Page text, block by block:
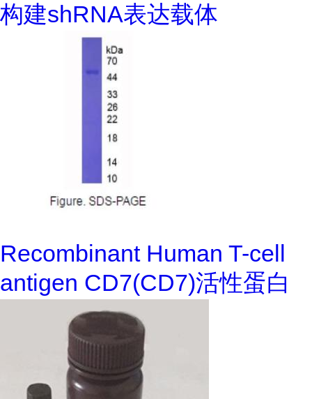
构建shRNA表达载体
Recombinant Human T-cell
antigen CD7(CD7)活性蛋白